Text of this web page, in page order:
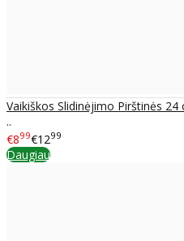
Vaikiškos Slidinėjimo Pirštinės 24
..
€899€1299
Daugiau